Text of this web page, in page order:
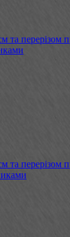
та перерізом
та перерізом